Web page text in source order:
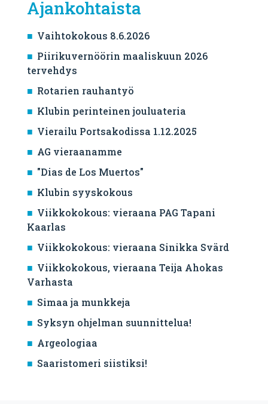
Ajankohtaista
Vaihtokokous 8.6.2026
Piirikuvernöörin maaliskuun 2026
tervehdys
Rotarien rauhantyö
Klubin perinteinen jouluateria
Vierailu Portsakodissa 1.12.2025
AG vieraanamme
"Dias de Los Muertos"
Klubin syyskokous
Viikkokokous: vieraana PAG Tapani
Kaarlas
Viikkokokous: vieraana Sinikka Svärd
Viikkokokous, vieraana Teija Ahokas
Varhasta
Simaa ja munkkeja
Syksyn ohjelman suunnittelua!
Argeologiaa
Saaristomeri siistiksi!